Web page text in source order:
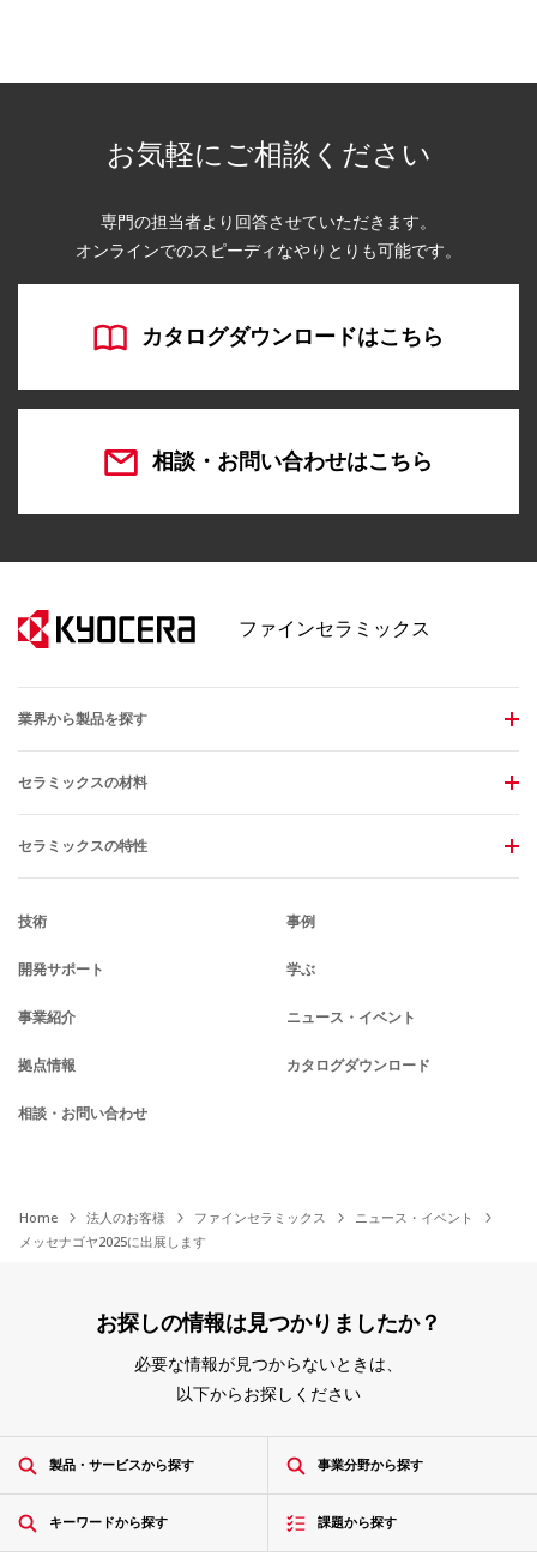
お気軽にご相談ください
専門の担当者より回答させていただきます。
オンラインでのスピーディなやりとりも可能です。
カタログダウンロードはこちら
相談・お問い合わせはこちら
ファインセラミックス
業界から製品を探す
セラミックスの材料
セラミックスの特性
技術 事例
開発サポート 学ぶ
事業紹介 ニュース・イベント
拠点情報 カタログダウンロード
相談・お問い合わせ
Home 法人のお客様 ファインセラミックス
ニュース・イベント
メッセナゴヤ2025に出展します
お探しの情報は見つかりましたか？
必要な情報が見つからないときは、
以下からお探しください
製品・サービスから探す 事業分野から探す
キーワードから探す 課題から探す